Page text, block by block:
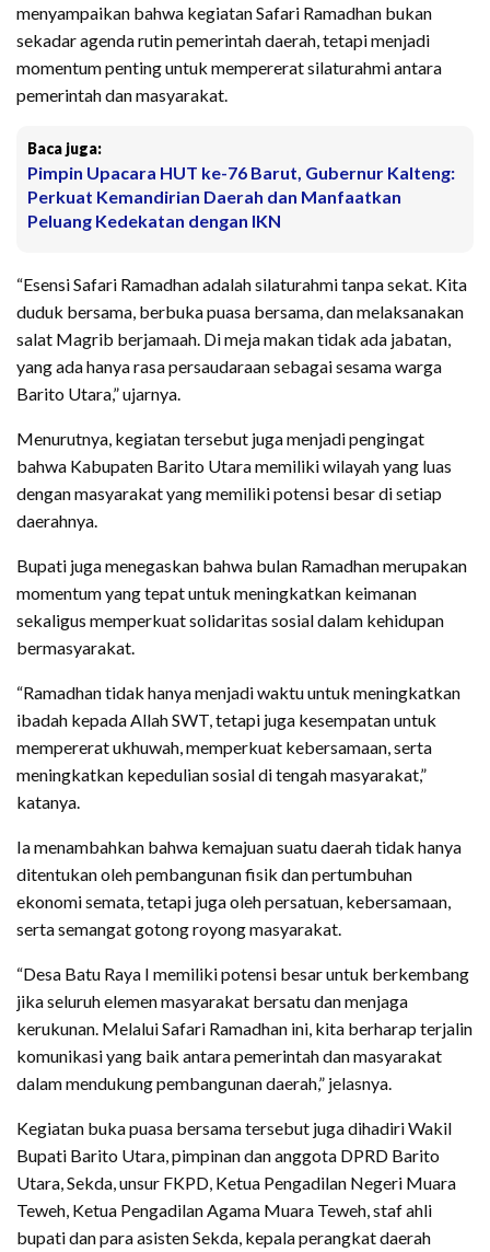
menyampaikan bahwa kegiatan Safari Ramadhan bukan
sekadar agenda rutin pemerintah daerah, tetapi menjadi
momentum penting untuk mempererat silaturahmi antara
pemerintah dan masyarakat.
Baca juga:
Pimpin Upacara HUT ke-76 Barut, Gubernur Kalteng:
Perkuat Kemandirian Daerah dan Manfaatkan
Peluang Kedekatan dengan IKN
“Esensi Safari Ramadhan adalah silaturahmi tanpa sekat. Kita
duduk bersama, berbuka puasa bersama, dan melaksanakan
salat Magrib berjamaah. Di meja makan tidak ada jabatan,
yang ada hanya rasa persaudaraan sebagai sesama warga
Barito Utara,” ujarnya.
Menurutnya, kegiatan tersebut juga menjadi pengingat
bahwa Kabupaten Barito Utara memiliki wilayah yang luas
dengan masyarakat yang memiliki potensi besar di setiap
daerahnya.
Bupati juga menegaskan bahwa bulan Ramadhan merupakan
momentum yang tepat untuk meningkatkan keimanan
sekaligus memperkuat solidaritas sosial dalam kehidupan
bermasyarakat.
“Ramadhan tidak hanya menjadi waktu untuk meningkatkan
ibadah kepada Allah SWT, tetapi juga kesempatan untuk
mempererat ukhuwah, memperkuat kebersamaan, serta
meningkatkan kepedulian sosial di tengah masyarakat,”
katanya.
Ia menambahkan bahwa kemajuan suatu daerah tidak hanya
ditentukan oleh pembangunan fisik dan pertumbuhan
ekonomi semata, tetapi juga oleh persatuan, kebersamaan,
serta semangat gotong royong masyarakat.
“Desa Batu Raya I memiliki potensi besar untuk berkembang
jika seluruh elemen masyarakat bersatu dan menjaga
kerukunan. Melalui Safari Ramadhan ini, kita berharap terjalin
komunikasi yang baik antara pemerintah dan masyarakat
dalam mendukung pembangunan daerah,” jelasnya.
Kegiatan buka puasa bersama tersebut juga dihadiri Wakil
Bupati Barito Utara, pimpinan dan anggota DPRD Barito
Utara, Sekda, unsur FKPD, Ketua Pengadilan Negeri Muara
Teweh, Ketua Pengadilan Agama Muara Teweh, staf ahli
bupati dan para asisten Sekda, kepala perangkat daerah